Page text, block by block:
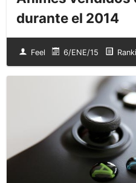
durante el 2014
Feel 6/ENE/15